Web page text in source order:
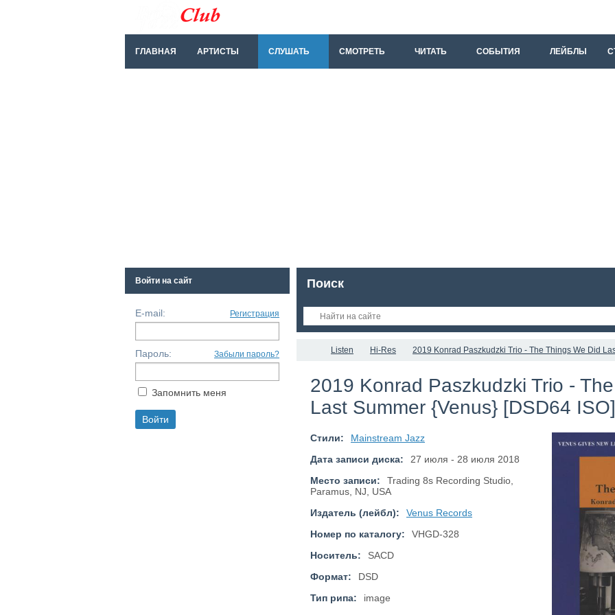
ГЛАВНАЯ АРТИСТЫ СЛУШАТЬ СМОТРЕТЬ ЧИТАТЬ СОБЫТИЯ ЛЕЙБЛЫ
Поиск
Listen Hi-Res 2019 Konrad Paszkudzki Trio - The Things We Did
2019 Konrad Paszkudzki Trio -
Last Summer {Venus} [DSD64 ISO]
Стили:
Mainstream Jazz
Дата записи диска:
27 июля - 28 июля 2018
Место записи:
Trading 8s Recording Studio,
Paramus, NJ, USA
Издатель (лейбл):
Venus Records
Номер по каталогу:
VHGD-328
Носитель:
SACD
Формат:
DSD
Тип рипа:
image
Войти на сайт
E-mail: Регистрация
Пароль: Забыли пароль?
Запомнить меня